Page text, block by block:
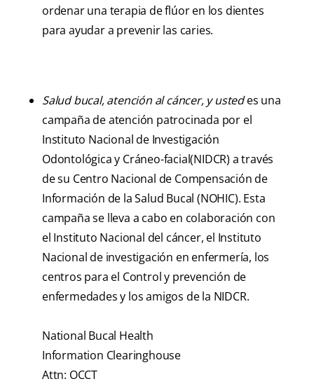
ordenar una terapia de flúor en los dientes
para ayudar a prevenir las caries.
Salud bucal, atención al cáncer, y ustedes una
campaña de atención patrocinada por el
Instituto Nacional de Investigación
Odontológica y Cráneo-facial(NIDCR) a través
de su Centro Nacional de Compensación de
Información de la Salud Bucal (NOHIC). Esta
campaña se lleva a cabo en colaboración con
el Instituto Nacional del cáncer, el Instituto
Nacional de investigación en enfermería, los
centros para el Control y prevención de
enfermedades y los amigos de la NIDCR.
National Bucal Health
Information Clearinghouse
Attn: OCCT